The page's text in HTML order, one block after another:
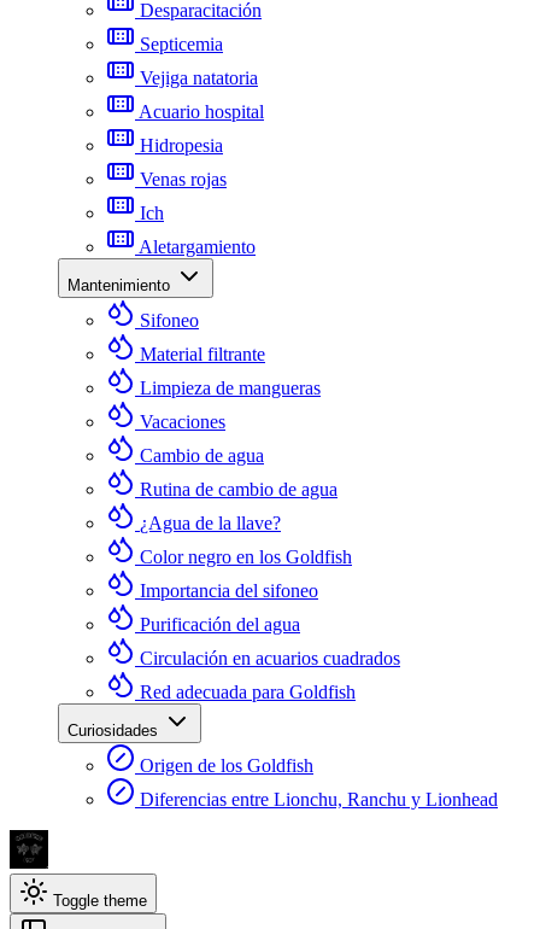
Desparacitación
Septicemia
Vejiga natatoria
Acuario hospital
Hidropesia
Venas rojas
Ich
Aletargamiento
Mantenimiento
Sifoneo
Material filtrante
Limpieza de mangueras
Vacaciones
Cambio de agua
Rutina de cambio de agua
¿Agua de la llave?
Color negro en los Goldfish
Importancia del sifoneo
Purificación del agua
Circulación en acuarios cuadrados
Red adecuada para Goldfish
Curiosidades
Origen de los Goldfish
Diferencias entre Lionchu, Ranchu y Lionhead
Toggle theme